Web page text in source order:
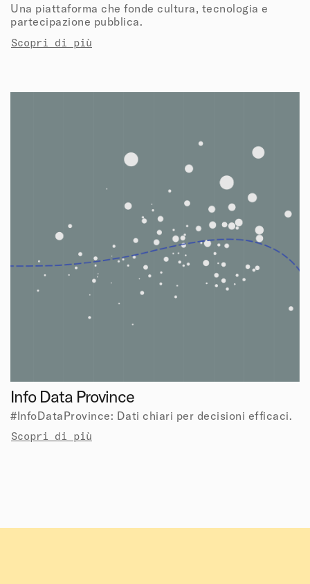
Una piattaforma che fonde cultura, tecnologia e
partecipazione pubblica.
Scopri di più
Info Data Province
#InfoDataProvince: Dati chiari per decisioni efficaci.
Scopri di più